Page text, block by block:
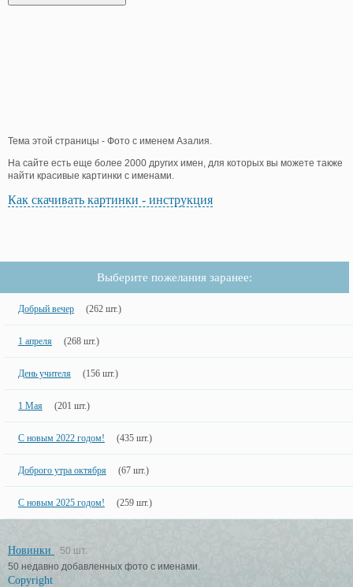
Тема этой страницы - Фото с именем Азалия.
На сайте есть еще более 2000 других имен, для которых вы можете также
найти красивые картинки с именами.
Как скачивать картинки - инструкция
Выберите пожелания заранее:
Добрый вечер (262 шт.)
1 апреля (268 шт.)
День учителя (156 шт.)
1 Мая (201 шт.)
С новым 2022 годом! (435 шт.)
Доброго утра октября (67 шт.)
С новым 2025 годом! (259 шт.)
Новинки
50 шт.
50 недавно добавленных фото с именами.
Copyright